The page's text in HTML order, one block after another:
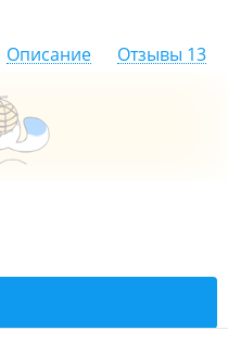
Описание Отзывы 13